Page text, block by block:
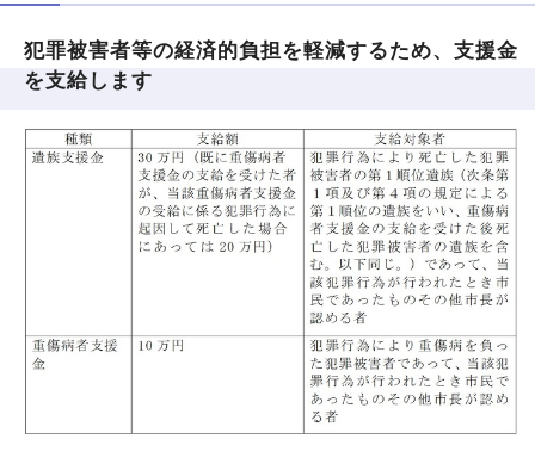
犯罪被害者等の経済的負担を軽減するため、支援金
を支給します